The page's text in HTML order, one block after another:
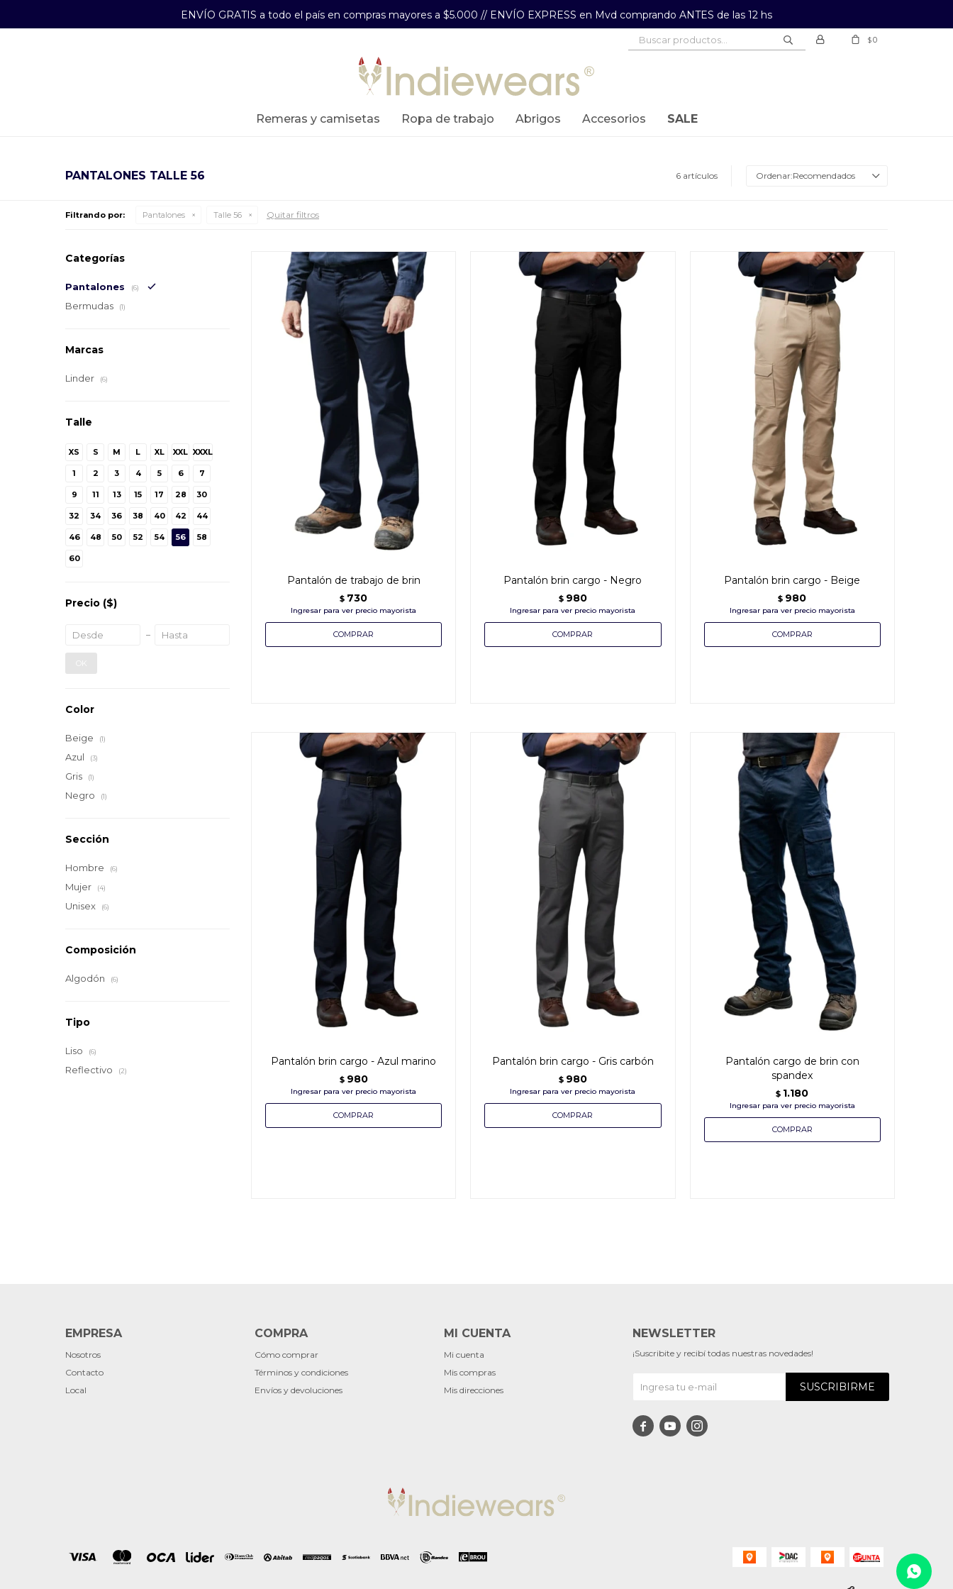
ENVÍO GRATIS a todo el país en compras mayores a $5.000 // ENVÍO EXPRESS en Mvd comprando ANTES de las 12 hs
remeras y camisetas ropa de trabajo abrigos accesorios SALE
$0
PANTALONES TALLE 56 6 artículos Recomendados
Filtrando por: Pantalones Talle 56 Quitar filtros
Pantalón de trabajo de brin
$ 730
Pantalón brin cargo - Negro
$ 980
Pantalón brin cargo - Beige
$ 980
Pantalón brin cargo - Azul marino
$ 980
Pantalón brin cargo - Gris carbón
$ 980
Pantalón cargo de brin con
spandex
$ 1.180
Categorías
Pantalones (6)
Bermudas (1)
Marcas
Linder (6)
Talle
XS S M L XL XXL XXXL
1 2 3 4 5 6 7
9 11 13 15 17 28 30
32 34 36 38 40 42 44
46 48 50 52 54 56 58
60
Precio ($)
OK
Color
Beige (1)
Azul (3)
Gris (1)
Negro (1)
Sección
Hombre (6)
Mujer (4)
Unisex (6)
Composición
Algodón (6)
Tipo
Liso (6)
Reflectivo (2)
EMPRESA
Nosotros
Contacto
Local
COMPRA
Cómo comprar
Términos y condiciones
Envíos y devoluciones
MI CUENTA
Mi cuenta
Mis compras
Mis direcciones
NEWSLETTER
¡Suscribite y recibí todas nuestras novedades!
SUSCRIBIRME
  